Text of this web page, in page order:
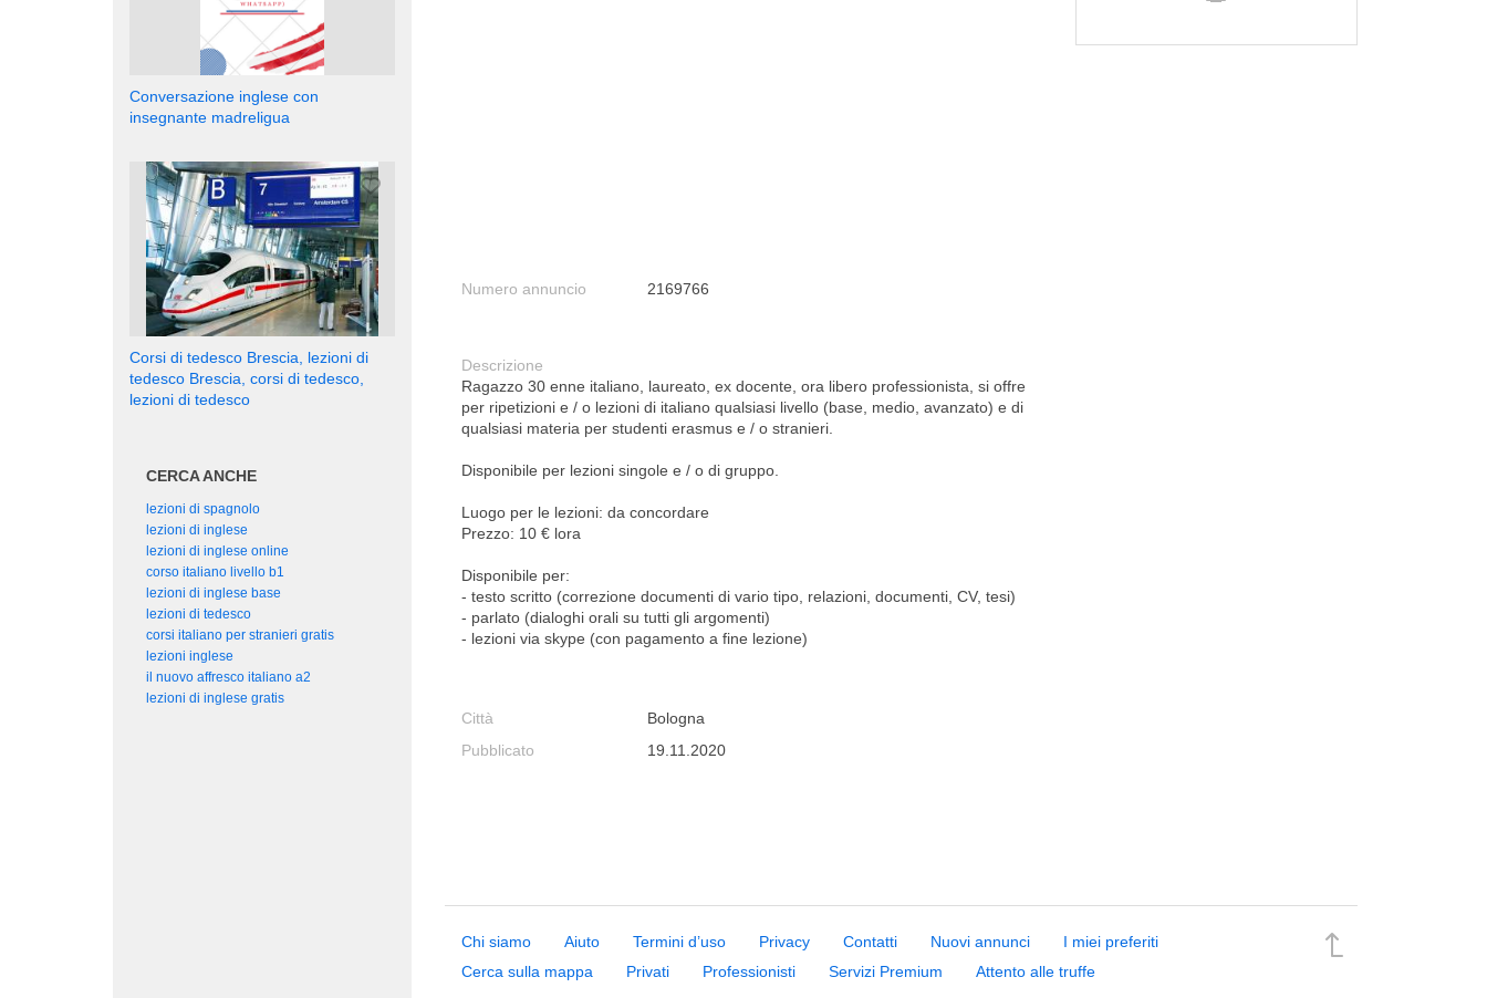
Numero annuncio 2169766
Descrizione
Ragazzo 30 enne italiano, laureato, ex docente, ora libero professionista, si offre
per ripetizioni e / o lezioni di italiano qualsiasi livello (base, medio, avanzato) e di
qualsiasi materia per studenti erasmus e / o stranieri.
Disponibile per lezioni singole e / o di gruppo.
Luogo per le lezioni: da concordare
Prezzo: 10 € lora
Disponibile per:
- testo scritto (correzione documenti di vario tipo, relazioni, documenti, CV, tesi)
- parlato (dialoghi orali su tutti gli argomenti)
- lezioni via skype (con pagamento a fine lezione)
Città
Bologna
Pubblicato
19.11.2020
Conversazione inglese con
insegnante madreligua
Corsi di tedesco Brescia, lezioni di
tedesco Brescia, corsi di tedesco,
lezioni di tedesco
CERCA ANCHE
lezioni di spagnolo
lezioni di inglese
lezioni di inglese online
corso italiano livello b1
lezioni di inglese base
lezioni di tedesco
corsi italiano per stranieri gratis
lezioni inglese
il nuovo affresco italiano a2
lezioni di inglese gratis
Chi siamo Aiuto Termini d’uso Privacy Contatti Nuovi annunci
I miei preferiti
Cerca sulla mappa
Privati Professionisti Servizi Premium Attento alle truffe